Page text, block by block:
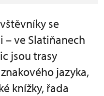
se
ve Slatiňanech
jsou trasy
jazyka,
knížky, řada